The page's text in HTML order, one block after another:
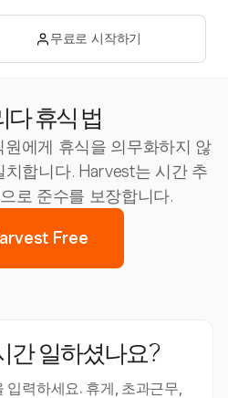
무료로 시작하기
다 휴식 법
에게 휴식을 의무화하지 않
치합니다. Harvest는 시간 추
로 준수를 보장합니다.
Free
간 일하셨나요?
입력하세요. 휴게, 초과근무,